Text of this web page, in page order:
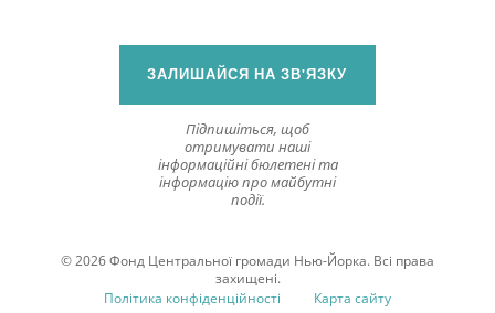
ЗАЛИШАЙСЯ НА ЗВ'ЯЗКУ
Підпишіться, щоб
отримувати наші
інформаційні бюлетені та
інформацію про майбутні
події.
© 2026 Фонд Центральної громади Нью-Йорка. Всі права
захищені.
Політика конфіденційності
Карта сайту